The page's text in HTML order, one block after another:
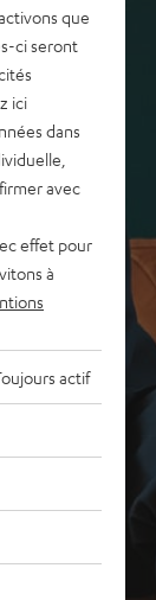
que
ci seront
ici
dans
avec
effet pour
à
actif